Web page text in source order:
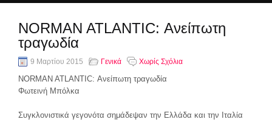
NORMAN ATLANTIC: Ανείπωτη
τραγωδία
9 Μαρτίου 2015 Γενικά Χωρίς Σχόλια
NORMAN ATLANTIC: Ανείπωτη τραγωδία
Φωτεινή Μπόλκα
Συγκλονιστικά γεγονότα σημάδεψαν την Ελλάδα και την Ιταλία